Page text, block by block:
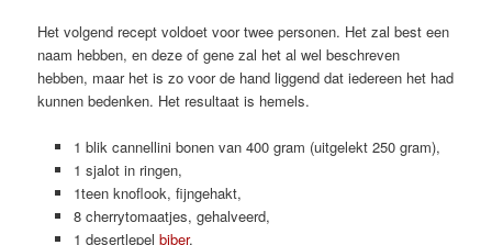
Het volgend recept voldoet voor twee personen. Het zal best een
naam hebben, en deze of gene zal het al wel beschreven
hebben, maar het is zo voor de hand liggend dat iedereen het had
kunnen bedenken. Het resultaat is hemels.
1 blik cannellini bonen van 400 gram (uitgelekt 250 gram),
1 sjalot in ringen,
1teen knoflook, fijngehakt,
8 cherrytomaatjes, gehalveerd,
1 desertlepel biber,